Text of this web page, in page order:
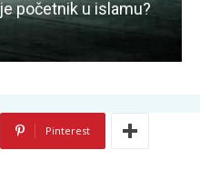
početnik u islamu?
Pinterest